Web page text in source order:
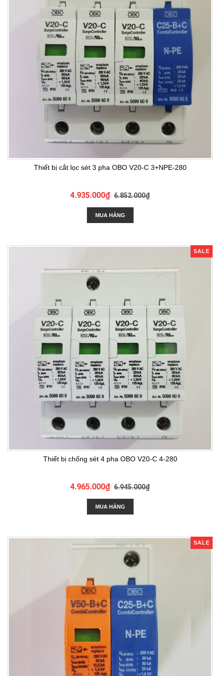
Thiết bị cắt lọc sét 3 pha OBO V20-C 3+NPE-280
4.935.000₫ 6.852.000₫
MUA HÀNG
SALE
Thiết bị chống sét 4 pha OBO V20-C 4-280
4.965.000₫ 6.945.000₫
MUA HÀNG
SALE